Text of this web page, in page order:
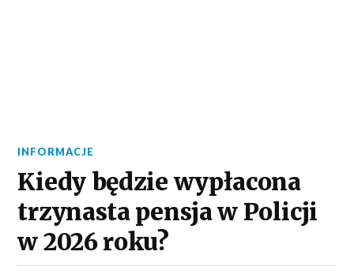
INFORMACJE
Kiedy będzie wypłacona
trzynasta pensja w Policji
w 2026 roku?